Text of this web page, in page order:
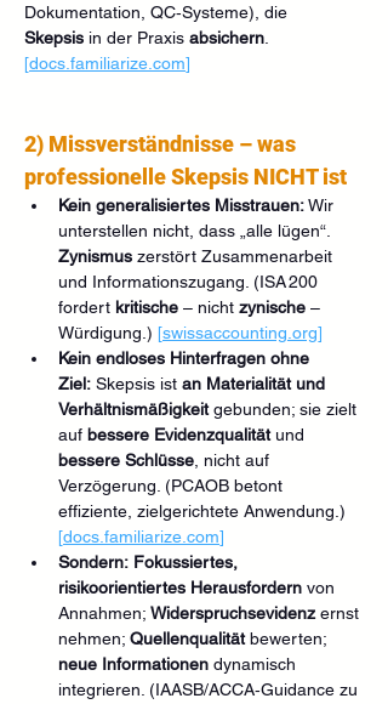
Dokumentation, QC‑Systeme), die
Skepsis in der Praxis absichern
[docs.familiarize.com]
2) Missverständnisse – was
professionelle Skepsis NICHT ist
Kein generalisiertes Misstrauen: Wir
unterstellen nicht, dass „alle lügen“.
Zynismus zerstört Zusammenarbeit
und Informationszugang. (ISA 200
fordert kritische – nicht zynische –
Würdigung.) [swissaccounting.org]
Kein endloses Hinterfragen ohne
Ziel: Skepsis ist an Materialität und
Verhältnismäßigkeit gebunden; sie zielt
auf bessere Evidenzqualität und
bessere Schlüsse , nicht auf
Verzögerung. (PCAOB betont
effiziente, zielgerichtete Anwendung.)
[docs.familiarize.com]
Sondern: Fokussiertes,
risikoorientiertes Herausfordern von
Annahmen; Widerspruchsevidenz ernst
nehmen; Quellenqualität bewerten;
neue Informationen dynamisch
integrieren. (IAASB/ACCA‑Guidance zu